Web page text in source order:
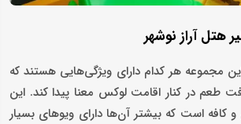
هتل آراز نوشهر
مجموعه هر کدام دارای ویژگی‌هایی هستند که
طعم در کنار اقامت لوکس معنا پیدا کند. این
11 رستوران و کافه است که بیشتر آن‌ها دارای ویوهای بسیار